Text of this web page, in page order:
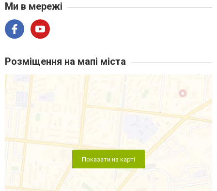
Ми в мережі
Розміщення на мапі міста
Показати на карті